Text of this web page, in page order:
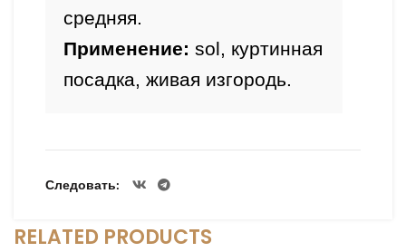
Применение: sol, куртинная
Следовать
RELATED PRODUCTS